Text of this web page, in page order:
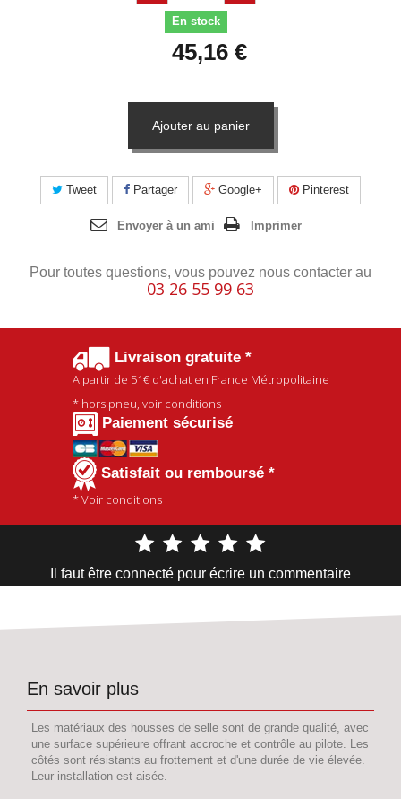
En stock
45,16 €
Ajouter au panier
Tweet Partager Google+ Pinterest
Envoyer à un ami Imprimer
Pour toutes questions, vous pouvez nous contacter au
03 26 55 99 63
Livraison gratuite *
A partir de 51€d'achat en France Métropolitaine
* hors pneu, voir conditions
Paiement sécurisé
Satisfait ou remboursé *
* Voir conditions
Il faut être connecté pour écrire un commentaire
En savoir plus
Les matériaux des housses de selle sont de grande qualité, avec
une surface supérieure offrant accroche et contrôle au pilote. Les
côtés sont résistants au frottement et d'une durée de vie élevée.
Leur installation est aisée.